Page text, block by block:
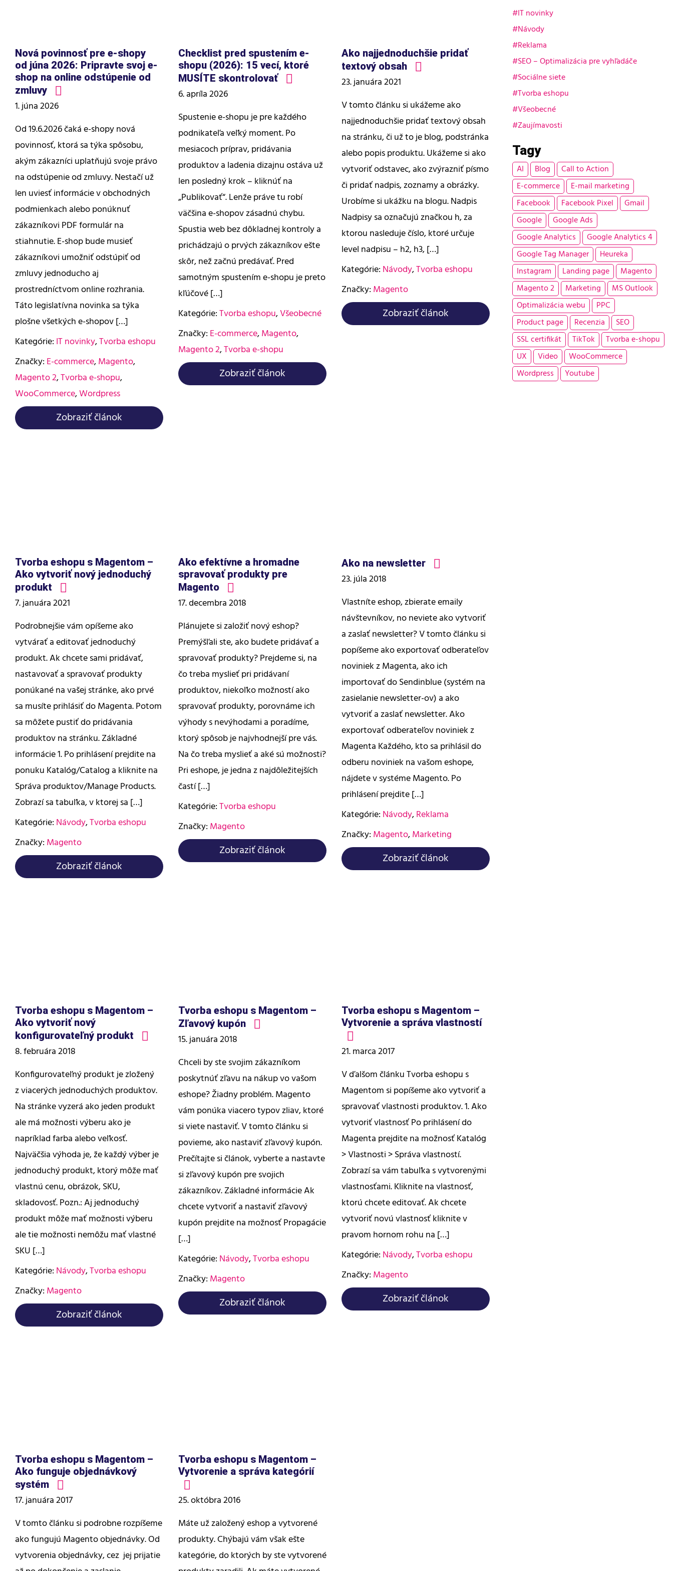
Nová povinnosť pre e-shopy
od júna 2026: Pripravte svoj e-
shop na online odstúpenie od
zmluvy
1. júna 2026
Od 19.6.2026 čaká e-shopy nová
povinnosť, ktorá sa týka spôsobu,
akým zákazníci uplatňujú svoje právo
na odstúpenie od zmluvy. Nestačí už
len uviesť informácie v obchodných
podmienkach alebo ponúknuť
zákazníkovi PDF formulár na
stiahnutie. E-shop bude musieť
zákazníkovi umožniť odstúpiť od
zmluvy jednoducho aj
prostredníctvom online rozhrania.
Táto legislatívna novinka sa týka
plošne všetkých e-shopov […]
Kategórie: IT novinky,Tvorba eshopu
Značky: E-commerce,Magento,
Magento 2,Tvorba e-shopu,
WooCommerce,Wordpress
Zobraziť článok
Checklist pred spustením e-
shopu (2026): 15 vecí, ktoré
MUSÍTE skontrolovať
6. apríla 2026
Spustenie e-shopu je pre každého
podnikateľa veľký moment. Po
mesiacoch príprav, pridávania
produktov a ladenia dizajnu ostáva už
len posledný krok – kliknúť na
„Publikovať“. Lenže práve tu robí
väčšina e-shopov zásadnú chybu.
Spustia web bez dôkladnej kontroly a
prichádzajú o prvých zákazníkov ešte
skôr, než začnú predávať. Pred
samotným spustením e-shopu je preto
kľúčové […]
Kategórie:Tvorba eshopu,Všeobecné
Značky: E-commerce,Magento,
Magento 2,Tvorba e-shopu
Zobraziť článok
Ako najjednoduchšie pridať
textový obsah
23. januára 2021
V tomto článku si ukážeme ako
najjednoduchšie pridať textový obsah
na stránku, či už to je blog, podstránka
alebo popis produktu. Ukážeme si ako
vytvoriť odstavec, ako zvýrazniť písmo
či pridať nadpis, zoznamy a obrázky.
Urobíme si ukážku na blogu. Nadpis
Nadpisy sa označujú značkou h, za
ktorou nasleduje číslo, ktoré určuje
level nadpisu – h2, h3, […]
Kategórie: Návody,Tvorba eshopu
Značky: Magento
Zobraziť článok
Tvorba eshopu s Magentom –
Ako vytvoriť nový jednoduchý
produkt
7. januára 2021
Podrobnejšie vám opíšeme ako
vytvárať a editovať jednoduchý
produkt. Ak chcete sami pridávať,
nastavovať a spravovať produkty
ponúkané na vašej stránke, ako prvé
sa musíte prihlásiť do Magenta. Potom
sa môžete pustiť do pridávania
produktov na stránku. Základné
informácie 1. Po prihlásení prejdite na
ponuku Katalóg/Catalog a kliknite na
Správa produktov/Manage Products.
Zobrazí sa tabuľka, v ktorej sa […]
Kategórie: Návody,Tvorba eshopu
Značky: Magento
Zobraziť článok
Ako efektívne a hromadne
spravovať produkty pre
Magento
17. decembra 2018
Plánujete si založiť nový eshop?
Premýšľali ste, ako budete pridávať a
spravovať produkty? Prejdeme si, na
čo treba myslieť pri pridávaní
produktov, niekoľko možností ako
spravovať produkty, porovnáme ich
výhody s nevýhodami a poradíme,
ktorý spôsob je najvhodnejší pre vás.
Na čo treba myslieť a aké sú možnosti?
Pri eshope, je jedna z najdôležitejších
častí […]
Kategórie:Tvorba eshopu
Značky: Magento
Zobraziť článok
Ako na newsletter
23. júla 2018
Vlastníte eshop, zbierate emaily
návštevníkov, no neviete ako vytvoriť
a zaslať newsletter? V tomto článku si
popíšeme ako exportovať odberateľov
noviniek z Magenta, ako ich
importovať do Sendinblue (systém na
zasielanie newsletter-ov) a ako
vytvoriť a zaslať newsletter. Ako
exportovať odberateľov noviniek z
Magenta Každého, kto sa prihlásil do
odberu noviniek na vašom eshope,
nájdete v systéme Magento. Po
prihlásení prejdite […]
Kategórie: Návody,Reklama
Značky: Magento,Marketing
Zobraziť článok
Tvorba eshopu s Magentom –
Ako vytvoriť nový
konfigurovateľný produkt
8. februára 2018
Konfigurovateľný produkt je zložený
z viacerých jednoduchých produktov.
Na stránke vyzerá ako jeden produkt
ale má možnosti výberu ako je
napríklad farba alebo veľkosť.
Najväčšia výhoda je, že každý výber je
jednoduchý produkt, ktorý môže mať
vlastnú cenu, obrázok, SKU,
skladovosť. Pozn.: Aj jednoduchý
produkt môže mať možnosti výberu
ale tie možnosti nemôžu mať vlastné
SKU […]
Kategórie: Návody,Tvorba eshopu
Značky: Magento
Zobraziť článok
Tvorba eshopu s Magentom –
Zľavový kupón
15. januára 2018
Chceli by ste svojim zákazníkom
poskytnúť zľavu na nákup vo vašom
eshope? Žiadny problém. Magento
vám ponúka viacero typov zliav, ktoré
si viete nastaviť. V tomto článku si
povieme, ako nastaviť zľavový kupón.
Prečítajte si článok, vyberte a nastavte
si zľavový kupón pre svojich
zákazníkov. Základné informácie Ak
chcete vytvoriť a nastaviť zľavový
kupón prejdite na možnosť Propagácie
[…]
Kategórie: Návody,Tvorba eshopu
Značky: Magento
Zobraziť článok
Tvorba eshopu s Magentom –
Vytvorenie a správa vlastností
21. marca 2017
V ďalšom článku Tvorba eshopu s
Magentom si popíšeme ako vytvoriť a
spravovať vlastnosti produktov. 1. Ako
vytvoriť vlastnosť Po prihlásení do
Magenta prejdite na možnosť Katalóg
> Vlastnosti > Správa vlastností.
Zobrazí sa vám tabuľka s vytvorenými
vlastnosťami. Kliknite na vlastnosť,
ktorú chcete editovať. Ak chcete
vytvoriť novú vlastnosť kliknite v
pravom hornom rohu na […]
Kategórie: Návody,Tvorba eshopu
Značky: Magento
Zobraziť článok
Tvorba eshopu s Magentom –
Ako funguje objednávkový
systém
17. januára 2017
V tomto článku si podrobne rozpíšeme
ako fungujú Magento objednávky. Od
vytvorenia objednávky, cez jej prijatie
Tvorba eshopu s Magentom –
Vytvorenie a správa kategórií
25. októbra 2016
Máte už založený eshop a vytvorené
produkty. Chýbajú vám však ešte
kategórie, do ktorých by ste vytvorené
IT novinky
Návody
Reklama
SEO – Optimalizácia pre vyhľadáče
Sociálne siete
Tvorba eshopu
Všeobecné
Zaujímavosti
Tagy
AI Blog
Call to Action
E-commerce
E-mail marketing
Facebook
Facebook Pixel
Gmail
Google
Google Ads
Google Analytics
Google Analytics 4
Google Tag Manager
Heureka
Instagram
Landing page
Magento
Magento 2
Marketing
MS Outlook
Optimalizácia webu
PPC
Product page
Recenzia
SEO
SSL certifikát
TikTok
Tvorba e-shopu
UX
Video
WooCommerce
Wordpress
Youtube